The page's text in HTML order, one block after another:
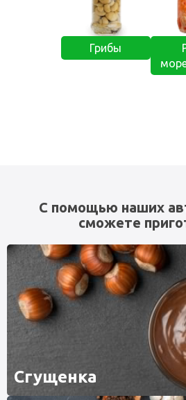
Грибы
С помощью наших
сможете
Сгущенка